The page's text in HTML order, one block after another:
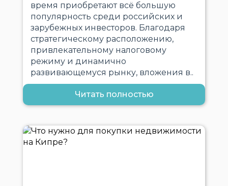
время приобретают всё большую
популярность среди российских и
зарубежных инвесторов. Благодаря
стратегическому расположению,
привлекательному налоговому
режиму и динамично
развивающемуся рынку, вложения в..
Читать полностью